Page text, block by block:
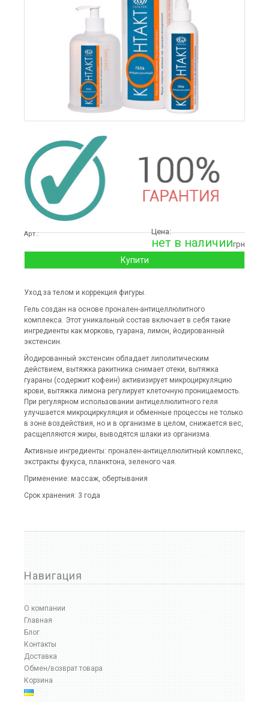
Арт.: Цена:
нет в наличиигрн
Купити
Уход за телом и коррекция фигуры.
Гель создан на основе пронален-антицеллюлитного
комплекса. Этот уникальный состав включает в себя такие
ингредиенты как морковь, гуарана, лимон, йодированный
экстенсин.
Йодированный экстенсин обладает липолитическим
действием, вытяжка ракитника снимает отеки, вытяжка
гуараны (содержит кофеин) активизирует микроциркуляцию
крови, вытяжка лимона регулирует клеточную проницаемость.
При регулярном использовании антицеллюлитного геля
улучшается микроциркуляция и обменные процессы не только
в зоне воздействия, но и в организме в целом, снижается вес,
расщепляются жиры, выводятся шлаки из организма.
Активные ингредиенты: пронален-антицеллюлитный комплекс,
экстракты фукуса, планктона, зеленого чая.
Применение: массаж, обертывания
Срок хранения: 3 года
Навигация
О компании
Главная
Блог
Контакты
Доставка
Обмен/возврат товара
Корзина